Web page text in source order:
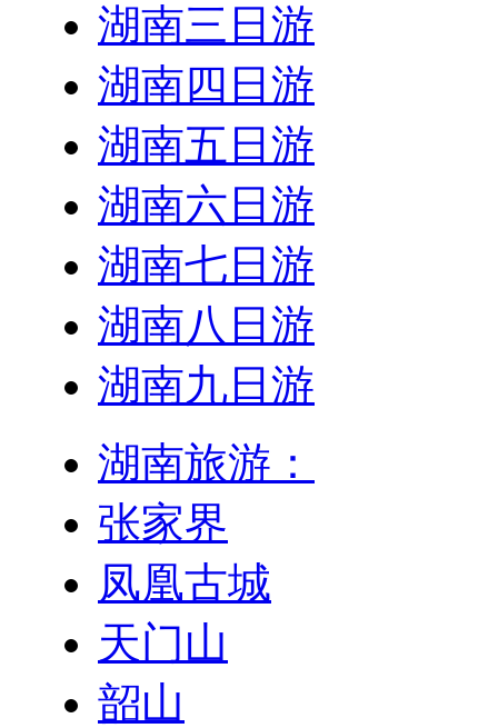
湖南三日游
湖南四日游
湖南五日游
湖南六日游
湖南七日游
湖南八日游
湖南九日游
湖南旅游：
张家界
凤凰古城
天门山
韶山